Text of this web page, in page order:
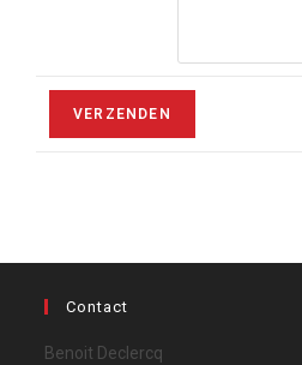
Contact
Benoit Declercq